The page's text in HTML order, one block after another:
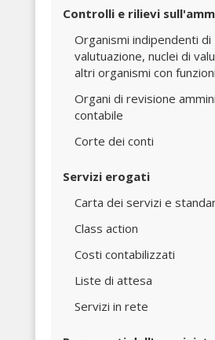
Controlli e rilievi
Organismi indipendenti di
valutuazione, nuclei di
altri organismi con
Organi di revisione
contabile
Corte dei conti
Servizi erogati
Carta dei servizi e
Class action
Costi contabilizzati
Liste di attesa
Servizi in rete